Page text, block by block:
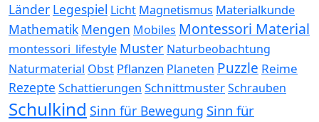
Länder Legespiel Licht Magnetismus Materialkunde
Mathematik Mengen Mobiles Montessori Material
montessori_lifestyle Muster Naturbeobachtung
Naturmaterial Obst Pflanzen Planeten Puzzle Reime
Rezepte Schattierungen SchnittmusterSchrauben
Schulkind Sinn für Bewegung Sinn für